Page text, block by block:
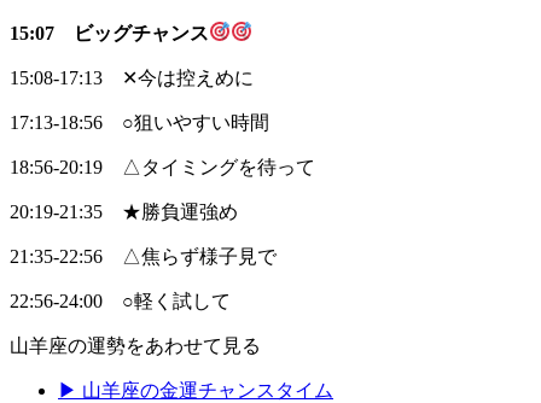
15:07 ビッグチャンス
15:08-17:13 ✕今は控えめに
17:13-18:56 ○狙いやすい時間
18:56-20:19 △タイミングを待って
20:19-21:35 ★勝負運強め
21:35-22:56 △焦らず様子見で
22:56-24:00 ○軽く試して
山羊座の運勢をあわせて見る
▶ 山羊座の金運チャンスタイム